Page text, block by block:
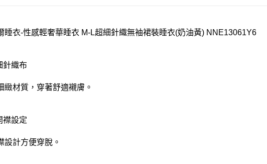
每筆NT$220
睡衣-性感輕奢華睡衣 M-L超細針織無袖裙裝睡衣(奶油黃) NNE13061Y6
針織布
緻材質，穿著舒適襯膚。
襟設定
設計方便穿脫。